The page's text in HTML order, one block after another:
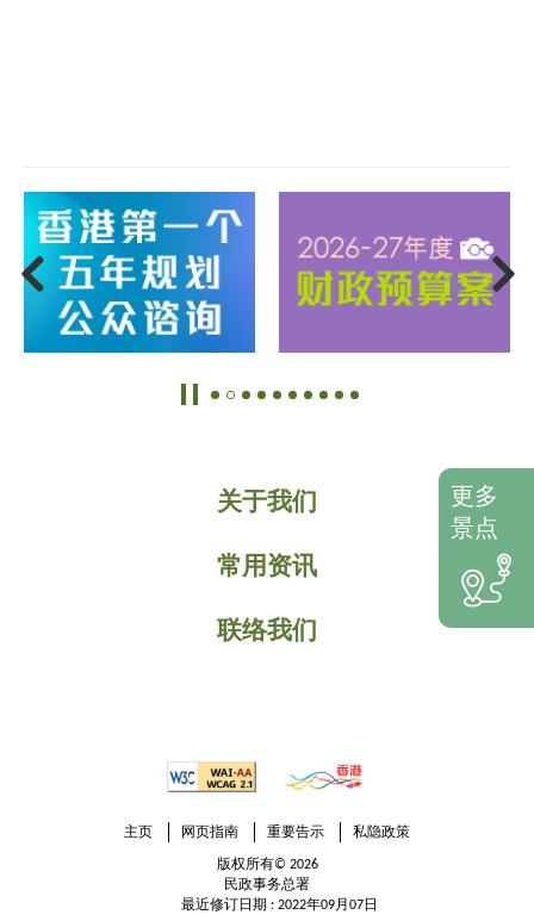
关于我们
常用资讯
联络我们
更多
景点
主页 网页指南 重要告示 私隐政策
版权所有© 2026
民政事务总署
最近修订日期 : 2022年09月07日